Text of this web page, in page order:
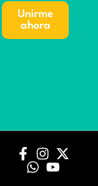
Unirme
ahora